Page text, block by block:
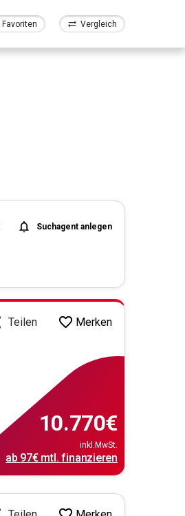
Favoriten Vergleich
Suchagent anlegen
Teilen Merken
10.770€
inkl.MwSt.
ab 97€mtl. finanzieren